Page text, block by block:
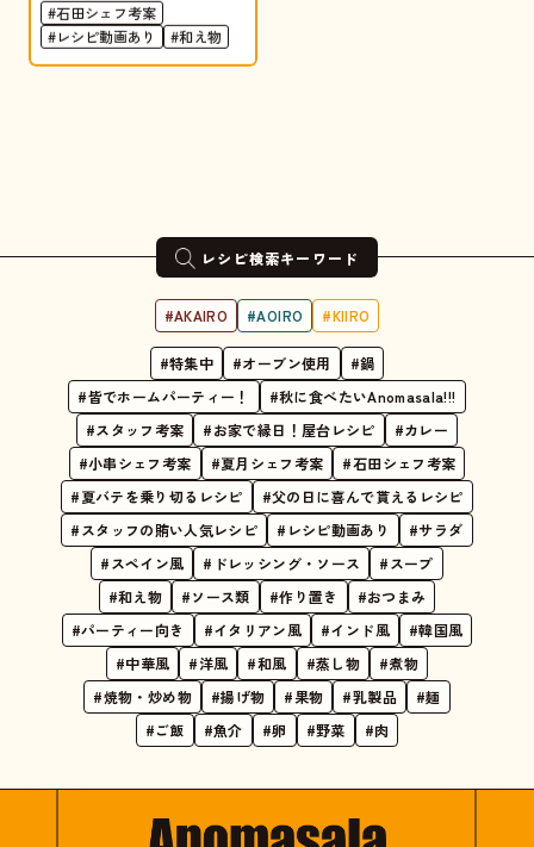
#石田シェフ考案
#レシピ動画あり
#和え物
レシピ検索キーワード
#AKAIRO #AOIRO #KIIRO
#特集中 #オーブン使用
#鍋
#皆でホームパーティー！
#秋に食べたいAnomasala!!!
#スタッフ考案
#お家で縁日！屋台レシピ
#カレー
#小串シェフ考案
#夏月シェフ考案
#石田シェフ考案
#夏バテを乗り切るレシピ
#父の日に喜んで貰えるレシピ
#スタッフの賄い人気レシピ
#レシピ動画あり
#サラダ
#スペイン風
#ドレッシング・ソース
#スープ
#和え物
#ソース類 #作り置き
#おつまみ
#パーティー向き
#イタリアン風 #インド風
#韓国風
#中華風
#洋風 #和風 #蒸し物
#煮物
#焼物・炒め物
#揚げ物 #果物 #乳製品
#麺
#ご飯
#魚介 #卵 #野菜 #肉